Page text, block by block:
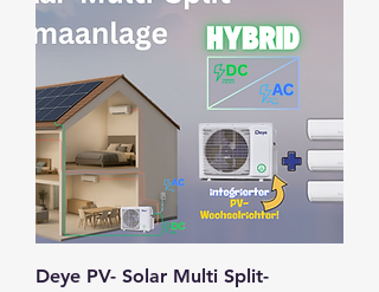
Deye PV- Solar Multi Split-